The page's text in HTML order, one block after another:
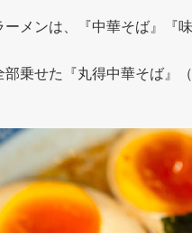
ーメンは、『中華そば』『
乗せた『丸得中華そば』